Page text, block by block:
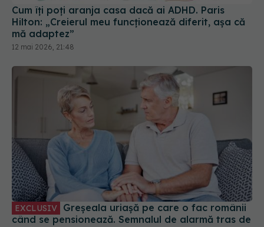
EXCLUSIV
Greșeala uriașă pe care o fac românii
când se pensionează. Semnalul de alarmă tras de
medici
30 apr 2026, 10:44